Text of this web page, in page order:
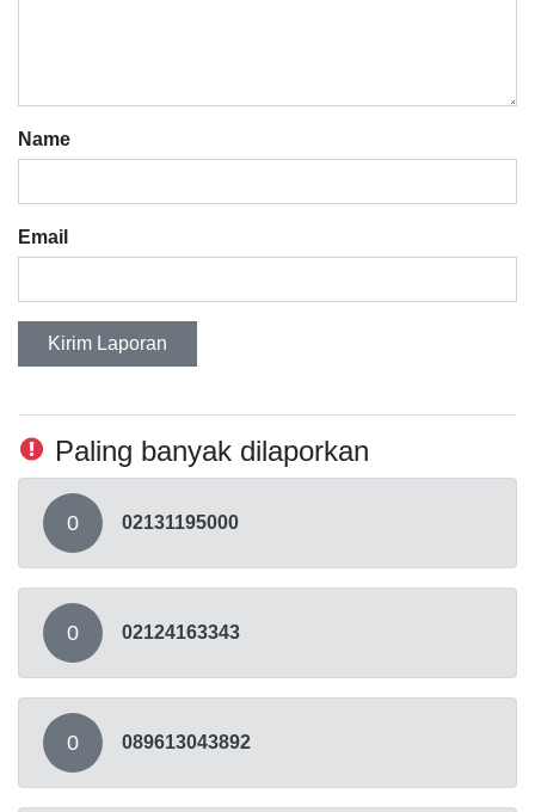
Name
Email
Kirim Laporan
Paling banyak dilaporkan
0 02131195000
0 02124163343
0 089613043892